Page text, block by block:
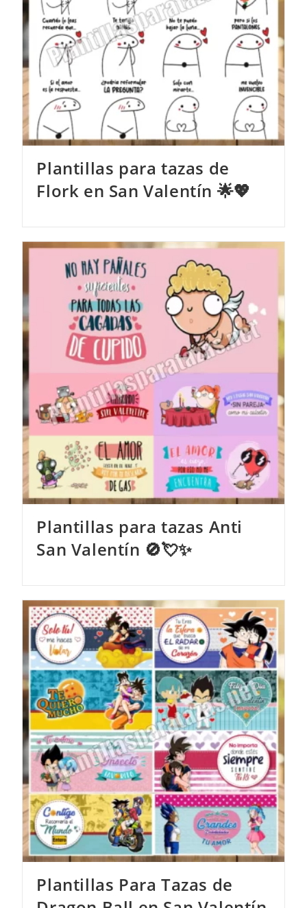
Plantillas para tazas de
Flork en San Valentín 🌟💖
Plantillas para tazas Anti
San Valentín 🚫💘✨
Plantillas Para Tazas de